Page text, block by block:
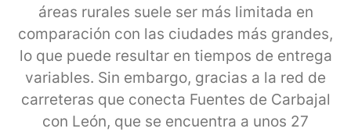
áreas rurales suele ser más limitada en
comparación con las ciudades más grandes,
lo que puede resultar en tiempos de entrega
variables. Sin embargo, gracias a la red de
carreteras que conecta Fuentes de Carbajal
con León, que se encuentra a unos 27